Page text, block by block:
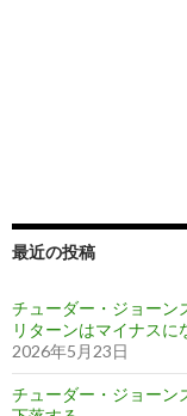
最近の投稿
チューダー・ジョーン
リターンはマイナスに
2026年5月23日
チューダー・ジョーン